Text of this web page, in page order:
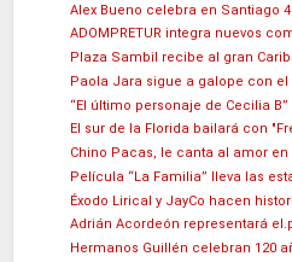
Alex Bueno celebra en Santiago
ADOMPRETUR integra nuevos
Plaza Sambil recibe al gran
Paola Jara sigue a galope con el
“El último personaje de Cecilia B”
El sur de la Florida bailará con
Chino Pacas, le canta al amor
Película “La Familia” lleva las
Éxodo Lirical y JayCo hacen
Adrián Acordeón representará
Hermanos Guillén celebran 120